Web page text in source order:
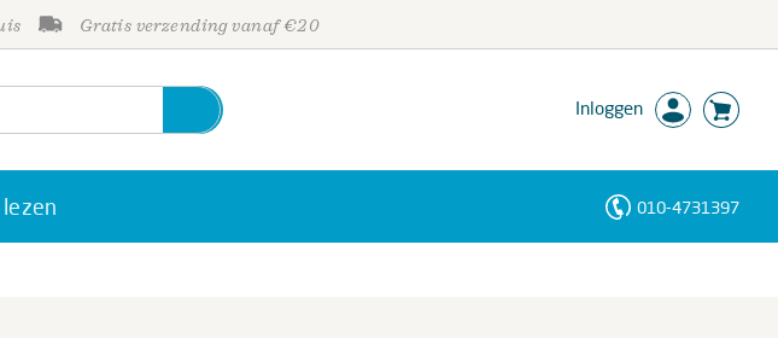
Gratis verzending vanaf €20
Inloggen
lezen 010-4731397
Personen